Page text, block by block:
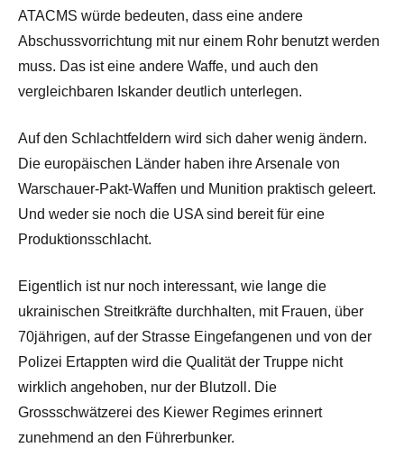
ATACMS würde bedeuten, dass eine andere
Abschussvorrichtung mit nur einem Rohr benutzt werden
muss. Das ist eine andere Waffe, und auch den
vergleichbaren Iskander deutlich unterlegen.
Auf den Schlachtfeldern wird sich daher wenig ändern.
Die europäischen Länder haben ihre Arsenale von
Warschauer-Pakt-Waffen und Munition praktisch geleert.
Und weder sie noch die USA sind bereit für eine
Produktionsschlacht.
Eigentlich ist nur noch interessant, wie lange die
ukrainischen Streitkräfte durchhalten, mit Frauen, über
70jährigen, auf der Strasse Eingefangenen und von der
Polizei Ertappten wird die Qualität der Truppe nicht
wirklich angehoben, nur der Blutzoll. Die
Grossschwätzerei des Kiewer Regimes erinnert
zunehmend an den Führerbunker.